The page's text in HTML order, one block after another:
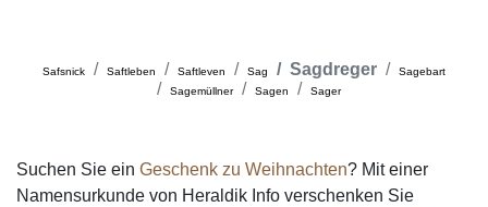
Safsnick Saftleben Saftleven Sag Sagdreger
Sagebart
Sagemüllner
Sagen Sager
Suchen Sie ein Geschenk zu Weihnachten? Mit einer
Namensurkunde von Heraldik Info verschenken Sie